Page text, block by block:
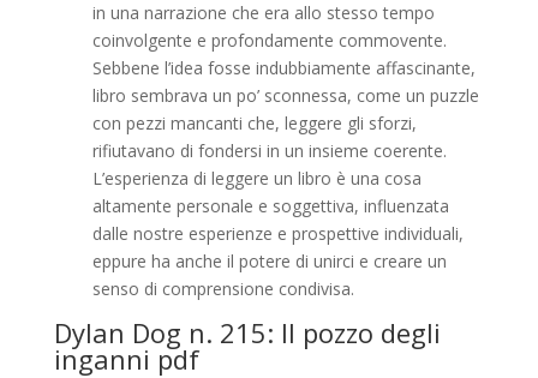
in una narrazione che era allo stesso tempo
coinvolgente e profondamente commovente.
Sebbene l’idea fosse indubbiamente affascinante,
libro sembrava un po’ sconnessa, come un puzzle
con pezzi mancanti che, leggere gli sforzi,
rifiutavano di fondersi in un insieme coerente.
L’esperienza di leggere un libro è una cosa
altamente personale e soggettiva, influenzata
dalle nostre esperienze e prospettive individuali,
eppure ha anche il potere di unirci e creare un
senso di comprensione condivisa.
Dylan Dog n. 215: Il pozzo degli
inganni pdf